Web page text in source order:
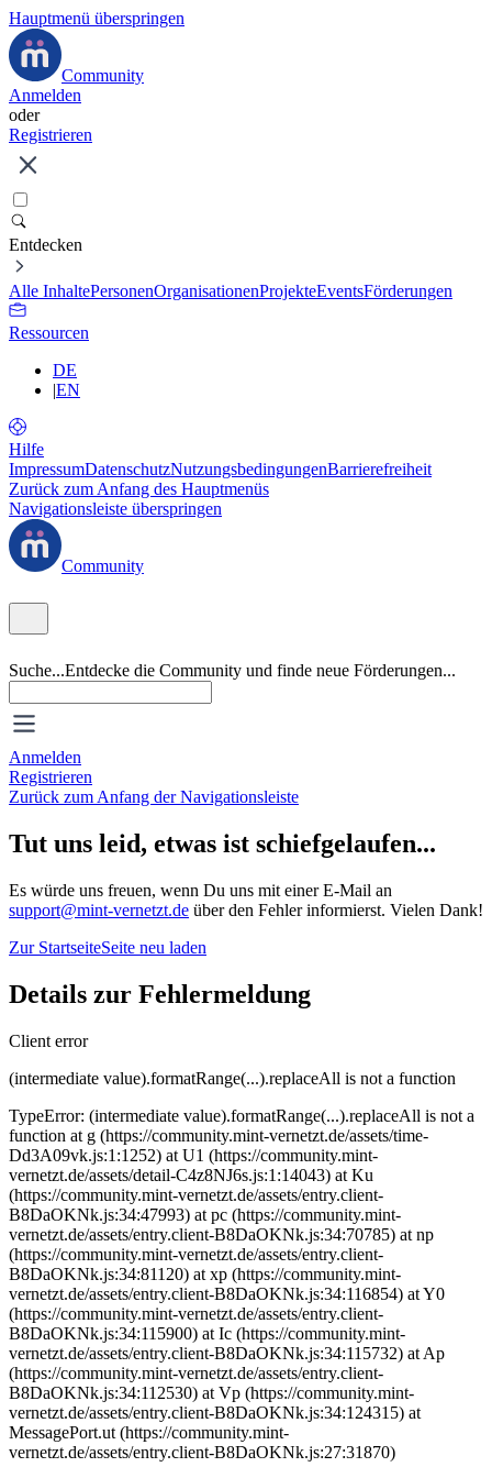
Hauptmenü überspringen
Community
Anmelden
oder
Registrieren
Entdecken
Alle InhaltePersonenOrganisationenProjekteEventsFörderungen
Ressourcen
DE
|EN
Hilfe
ImpressumDatenschutzNutzungsbedingungenBarrierefreiheit
Zurück zum Anfang des Hauptmenüs
Navigationsleiste überspringen
Community
Suche...Entdecke die Community und finde neue Förderungen...
Anmelden
Registrieren
Zurück zum Anfang der Navigationsleiste
Tut uns leid, etwas ist schiefgelaufen...
Es würde uns freuen, wenn Du uns mit einer E-Mail an
support@mint-vernetzt.de über den Fehler informierst. Vielen Dank!
Zur StartseiteSeite neu laden
Details zur Fehlermeldung
Client error
(intermediate value).formatRange(...).replaceAll is not a function
TypeError: (intermediate value).formatRange(...).replaceAll is not a
function at g (https://community.mint-vernetzt.de/assets/time-
Dd3A09vk.js:1:1252) at U1 (https://community.mint-
vernetzt.de/assets/detail-C4z8NJ6s.js:1:14043) at Ku
(https://community.mint-vernetzt.de/assets/entry.client-
B8DaOKNk.js:34:47993) at pc (https://community.mint-
vernetzt.de/assets/entry.client-B8DaOKNk.js:34:70785) at np
(https://community.mint-vernetzt.de/assets/entry.client-
B8DaOKNk.js:34:81120) at xp (https://community.mint-
vernetzt.de/assets/entry.client-B8DaOKNk.js:34:116854) at Y0
(https://community.mint-vernetzt.de/assets/entry.client-
B8DaOKNk.js:34:115900) at Ic (https://community.mint-
vernetzt.de/assets/entry.client-B8DaOKNk.js:34:115732) at Ap
(https://community.mint-vernetzt.de/assets/entry.client-
B8DaOKNk.js:34:112530) at Vp (https://community.mint-
vernetzt.de/assets/entry.client-B8DaOKNk.js:34:124315) at
MessagePort.ut (https://community.mint-
vernetzt.de/assets/entry.client-B8DaOKNk.js:27:31870)